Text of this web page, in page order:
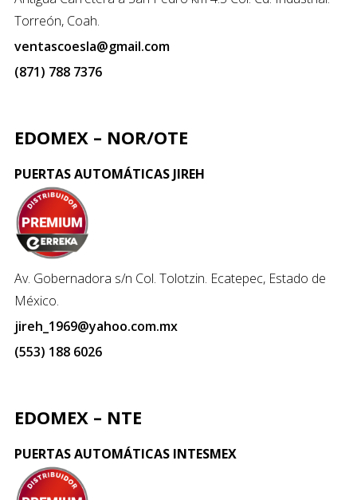
Torreón, Coah.
ventascoesla@gmail.com
(871) 788 7376
EDOMEX – NOR/OTE
PUERTAS AUTOMÁTICAS JIREH
Av. Gobernadora s/n Col. Tolotzin. Ecatepec, Estado de
México.
jireh_1969@yahoo.com.mx
(553) 188 6026
EDOMEX – NTE
PUERTAS AUTOMÁTICAS INTESMEX